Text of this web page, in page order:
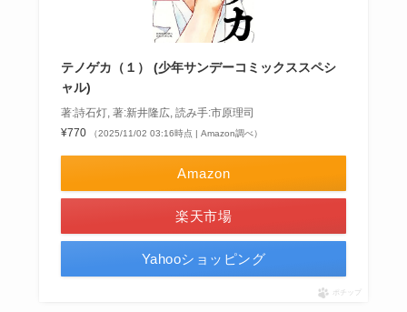
テノゲカ（１） (少年サンデーコミックススペシ
ャル)
著:詩石灯, 著:新井隆広, 読み手:市原理司
¥770
（2025/11/02 03:16時点 | Amazon調べ）
Amazon
楽天市場
Yahooショッピング
ポチップ